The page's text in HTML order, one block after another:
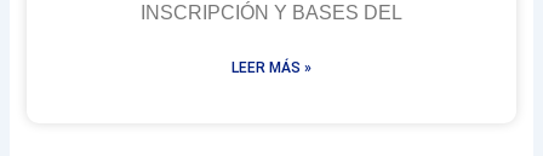
INSCRIPCIÓN Y BASES DEL
LEER MÁS »